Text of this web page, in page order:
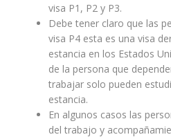
visa P1, P2 y P3.
Debe tener claro que las
visa P4 esta es una visa
estancia en los Estados
de la persona que
trabajar solo pueden
estancia.
En algunos casos las
del trabajo y